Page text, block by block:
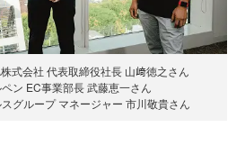
株式会社 代表取締役社長 山﨑徳之さん
ン EC事業部長 武藤恵一さん
グループ マネージャー 市川敬貴さん